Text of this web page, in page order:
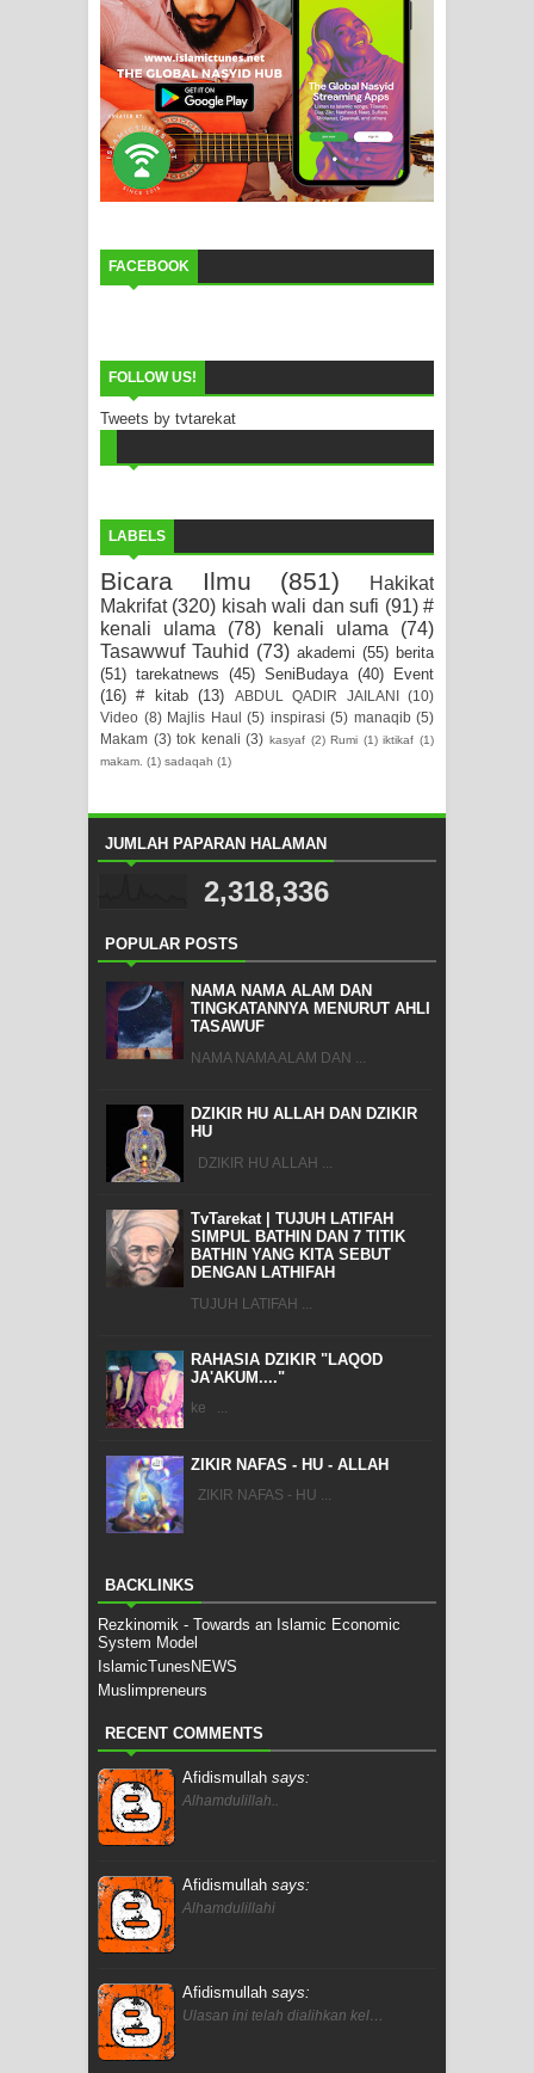
FACEBOOK
FOLLOW US!
Tweets by tvtarekat
LABELS
Bicara Ilmu (851)
Hakikat
Makrifat (320) kisah wali dan sufi (91) #
kenali ulama
(78) kenali ulama
(74)
Tasawwuf Tauhid (73) akademi (55) berita
(51) tarekatnews (45) SeniBudaya (40)
Event
(16) # kitab (13) ABDUL QADIR JAILANI (10)
Video (8) Majlis Haul (5) inspirasi (5) manaqib (5)
Makam (3) tok kenali (3) kasyaf (2) Rumi (1) iktikaf (1)
makam. (1) sadaqah (1)
JUMLAH PAPARAN HALAMAN
2,318,336
POPULAR POSTS
NAMA NAMA ALAM DAN
TINGKATANNYA MENURUT AHLI
TASAWUF
NAMA NAMA ALAM DAN ...
DZIKIR HU ALLAH DAN DZIKIR
HU
DZIKIR HU ALLAH ...
TvTarekat | TUJUH LATIFAH
SIMPUL BATHIN DAN 7 TITIK
BATHIN YANG KITA SEBUT
DENGAN LATHIFAH
TUJUH LATIFAH ...
RAHASIA DZIKIR "LAQOD
JA'AKUM...."
ke ...
ZIKIR NAFAS - HU - ALLAH
ZIKIR NAFAS - HU ...
BACKLINKS
Rezkinomik - Towards an Islamic Economic
System Model
IslamicTunesNEWS
Muslimpreneurs
RECENT COMMENTS
Afidismullah says:
Alhamdulillah..
Afidismullah says:
Alhamdulillahi
Afidismullah says:
Ulasan ini telah dialihkan kel…